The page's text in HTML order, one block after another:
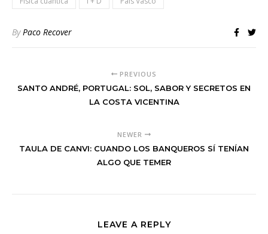
ByPaco Recover
PREVIOUS
SANTO ANDRÉ, PORTUGAL: SOL, SABOR Y SECRETOS EN
LA COSTA VICENTINA
NEWER
TAULA DE CANVI: CUANDO LOS BANQUEROS SÍ TENÍAN
ALGO QUE TEMER
LEAVE A REPLY